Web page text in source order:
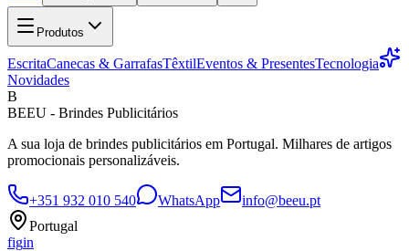
Produtos
EscritaCanecas & GarrafasTêxtilEventos & PresentesTecnologia
Novidades
B
BEEU - Brindes Publicitários
A sua loja de brindes publicitários em Portugal. Milhares de artigos
promocionais personalizáveis.
+351 932 010 540 WhatsApp
info@beeu.pt
Portugal
figin